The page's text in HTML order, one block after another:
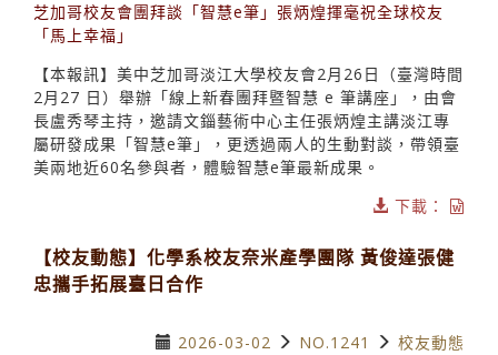
芝加哥校友會團拜談「智慧e筆」張炳煌揮毫祝全球校友
「馬上幸福」
【本報訊】美中芝加哥淡江大學校友會2月26日（臺灣時間
2月27 日）舉辦「線上新春團拜暨智慧 e 筆講座」，由會
長盧秀琴主持，邀請文錙藝術中心主任張炳煌主講淡江專
屬研發成果「智慧e筆」，更透過兩人的生動對談，帶領臺
美兩地近60名參與者，體驗智慧e筆最新成果。
下載：
【校友動態】化學系校友奈米產學團隊 黃俊達張健
忠攜手拓展臺日合作
2026-03-02 NO.1241 校友動態